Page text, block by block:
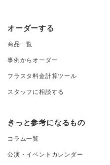
オーダーする
商品一覧
事例からオーダー
フラスタ料金計算ツール
スタッフに相談する
きっと参考になるもの
コラム一覧
公演・イベントカレンダー